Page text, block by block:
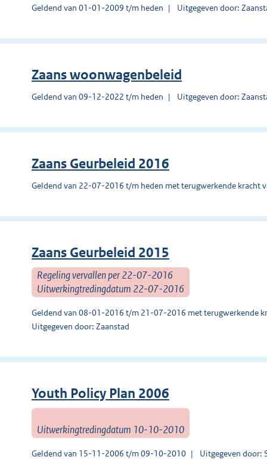
Geldend van 01-01-2009 t/m heden Uitgegeven door:
Zaans woonwagenbeleid
Geldend van 09-12-2022 t/m heden Uitgegeven door:
Zaans Geurbeleid 2016
Geldend van 22-07-2016 t/m heden met terugwerkende kracht
Zaans Geurbeleid 2015
Regeling vervallen per 22-07-2016
Uitwerkingtredingdatum 22-07-2016
Geldend van 08-01-2016 t/m 21-07-2016 met terugwerkende
Uitgegeven door: Zaanstad
Youth Policy Plan 2006
Uitwerkingtredingdatum 10-10-2010
Geldend van 15-11-2006 t/m 09-10-2010 Uitgegeven door: